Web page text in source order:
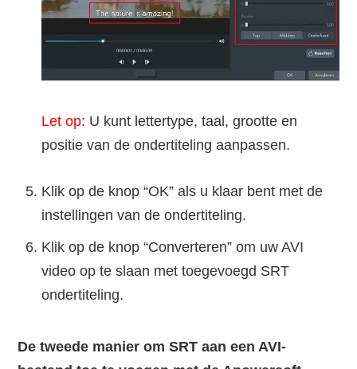
Let op: U kunt lettertype, taal, grootte en
positie van de ondertiteling aanpassen.
Klik op de knop “OK” als u klaar bent met de
instellingen van de ondertiteling.
Klik op de knop “Converteren” om uw AVI
video op te slaan met toegevoegd SRT
ondertiteling.
De tweede manier om SRT aan een AVI-